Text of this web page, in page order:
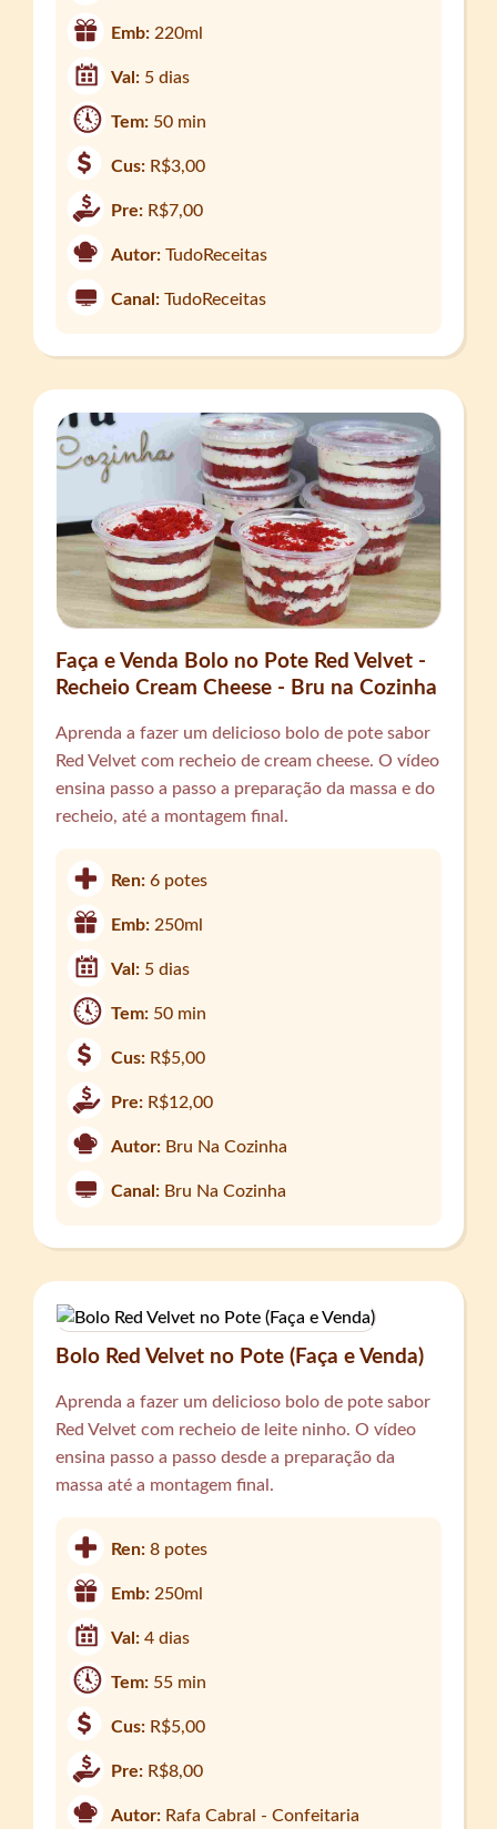
Emb:220ml
Val: 5 dias
Tem: 50 min
Cus: R$3,00
Pre: R$7,00
Autor: TudoReceitas
Canal: TudoReceitas
Faça e Venda Bolo no Pote Red Velvet -
Recheio Cream Cheese - Bru na Cozinha
Aprenda a fazer um delicioso bolo de pote sabor
Red Velvet com recheio de cream cheese. O vídeo
ensina passo a passo a preparação da massa e do
recheio, até a montagem final.
Ren:6 potes
Emb:250ml
Val: 5 dias
Tem: 50 min
Cus: R$5,00
Pre: R$12,00
Autor: Bru Na Cozinha
Canal: Bru Na Cozinha
Bolo Red Velvet no Pote (Faça e Venda)
Aprenda a fazer um delicioso bolo de pote sabor
Red Velvet com recheio de leite ninho. O vídeo
ensina passo a passo desde a preparação da
massa até a montagem final.
Ren:8 potes
Emb:250ml
Val:4 dias
Tem: 55 min
Cus: R$5,00
Pre: R$8,00
Autor: Rafa Cabral - Confeitaria